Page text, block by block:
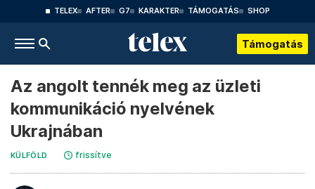
TELEX AFTER G7 KARAKTER TÁMOGATÁS SHOP
Támogatás
Az angolt tennék meg az üzleti
kommunikáció nyelvének
Ukrajnában
KÜLFÖLD frissítve